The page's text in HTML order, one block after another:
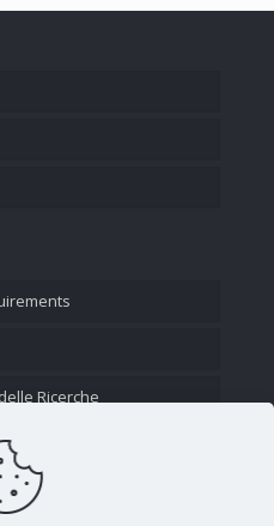
Ricerche